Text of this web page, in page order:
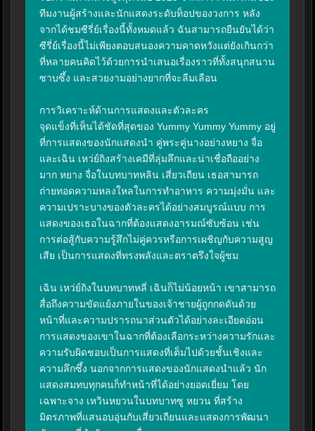
ทีมงานผู้สร้างและนักแสดงระดับท็อปของวงการ หลัง
จากได้ชมซีรี่ย์เรื่องนี้ทั้งหมดแล้ว ฉันสามารถยืนยันได้ว่า
ซีรี่ย์เรื่องนี้ไม่เพียงตอบสนองความคาดหวังแต่ยังเกินกว่า
ที่หลายคนคิดไว้ด้วยการนำเสนอเรื่องราวที่ทั้งสนุกสนาน
ซาบซึ้ง และสวยงามอย่างยากที่จะลืมเลือน
การวิเคราะห์ด้านการแสดงและตัวละคร
จุดแข็งที่เห็นได้ชัดที่สุดของ Yummy Yummy Yummy อยู่
ที่การแสดงของนักแสดงนำ คู่พระคู่นางอย่างหยาง จื่อ
และเฉิน เหว่ย์ถิงสร้างเคมีที่ลุ่มลึกและน่าเชื่อถืออย่าง
มาก หยาง จื่อในบทบาทหลิน เสี่ยวเถียน เธอสามารถ
ถ่ายทอดความหลงใหลในการทำอาหาร ความมุ่งมั่น และ
ความเปราะบางของตัวละครได้อย่างสมบูรณ์แบบ การ
แสดงของเธอในฉากที่ต้องแสดงอารมณ์ซับซ้อน เช่น
การต่อสู้กับความรู้สึกไม่คู่ควรหรือการเผชิญกับความสูญ
เสีย เป็นการแสดงที่ทรงพลังและตราตรึงใจผู้ชม
เฉิน เหว่ย์ถิงในบทบาทหลี่ เฉินก็ไม่น้อยหน้า เขาสามารถ
สื่อถึงความขัดแย้งภายในของเจ้าชายผู้ถูกกดดันด้วย
หน้าที่และความปรารถนาส่วนตัวได้อย่างละเอียดอ่อน
การแสดงของเขาในฉากที่ต้องเลือกระหว่างความรักและ
ความรับผิดชอบเป็นการแสดงที่เต็มไปด้วยชั้นเชิงและ
ความลึกซึ้ง นอกจากการแสดงของนักแสดงนำแล้ว นัก
แสดงสมทบทุกคนก็ทำหน้าที่ได้อย่างยอดเยี่ยม โดย
เฉพาะจาง เหวินหยวนในบทบาทซู หยวน ที่สร้าง
มิตรภาพที่แสนอบอุ่นกับเสี่ยวเถียนและแสดงการพัฒนา